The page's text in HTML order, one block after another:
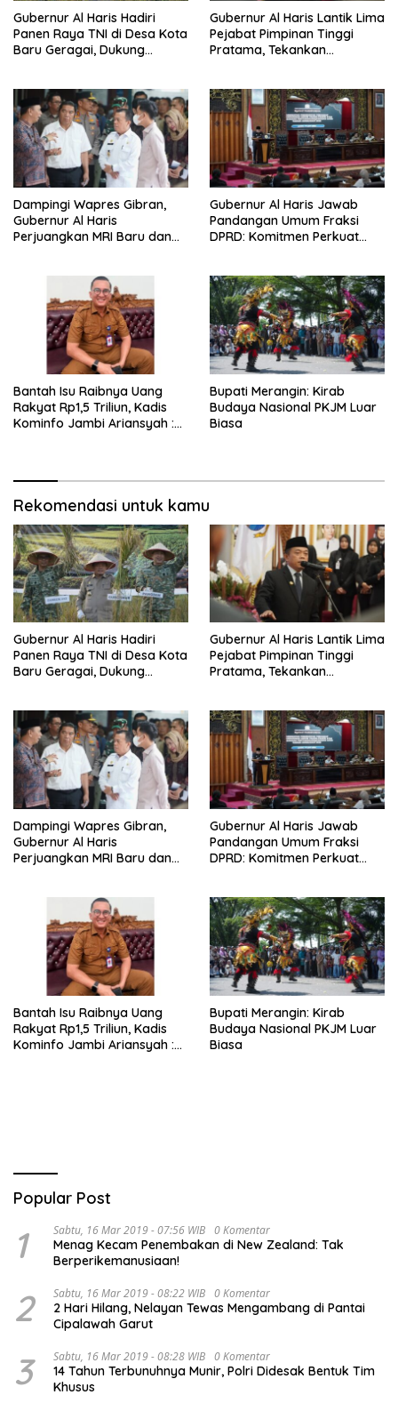
Gubernur Al Haris Hadiri
Panen Raya TNI di Desa Kota
Baru Geragai, Dukung
Gubernur Al Haris Lantik Lima
Pejabat Pimpinan Tinggi
Pratama, Tekankan
Integritas
Dampingi Wapres Gibran,
Gubernur Al Haris
Perjuangkan MRI Baru dan
Gubernur Al Haris Jawab
Pandangan Umum Fraksi
DPRD: Komitmen Perkuat
Bantah Isu Raibnya Uang
Rakyat Rp1,5 Triliun, Kadis
Kominfo Jambi Ariansyah :
Bupati Merangin: Kirab
Budaya Nasional PKJM Luar
Biasa
Rekomendasi untuk kamu
Gubernur Al Haris Hadiri
Panen Raya TNI di Desa Kota
Baru Geragai, Dukung
Gubernur Al Haris Lantik Lima
Pejabat Pimpinan Tinggi
Pratama, Tekankan
Integritas
Dampingi Wapres Gibran,
Gubernur Al Haris
Perjuangkan MRI Baru dan
Gubernur Al Haris Jawab
Pandangan Umum Fraksi
DPRD: Komitmen Perkuat
Bantah Isu Raibnya Uang
Rakyat Rp1,5 Triliun, Kadis
Kominfo Jambi Ariansyah :
Bupati Merangin: Kirab
Budaya Nasional PKJM Luar
Biasa
Popular Post
1 Sabtu, 16 Mar 2019 - 07:56 WIB 0 Komentar
Menag Kecam Penembakan di New Zealand: Tak
Berperikemanusiaan!
2 Sabtu, 16 Mar 2019 - 08:22 WIB 0 Komentar
2 Hari Hilang, Nelayan Tewas Mengambang di Pantai
Cipalawah Garut
3 Sabtu, 16 Mar 2019 - 08:28 WIB 0 Komentar
14 Tahun Terbunuhnya Munir, Polri Didesak Bentuk Tim
Khusus